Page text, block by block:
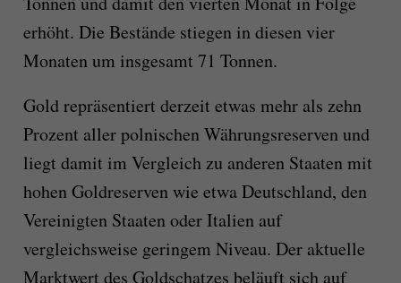
erhöht. Die Bestände stiegen in diesen vier
Monaten um insgesamt 71 Tonnen.
Gold repräsentiert derzeit etwas mehr als zehn
Prozent aller polnischen Währungsreserven und
liegt damit im Vergleich zu anderen Staaten mit
hohen Goldreserven wie etwa Deutschland, den
Vereinigten Staaten oder Italien auf
vergleichsweise geringem Niveau. Der aktuelle
Marktwert des Goldschatzes beläuft sich auf